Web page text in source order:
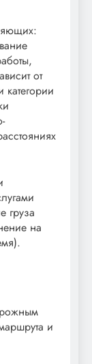
от
категории
груза
на
и